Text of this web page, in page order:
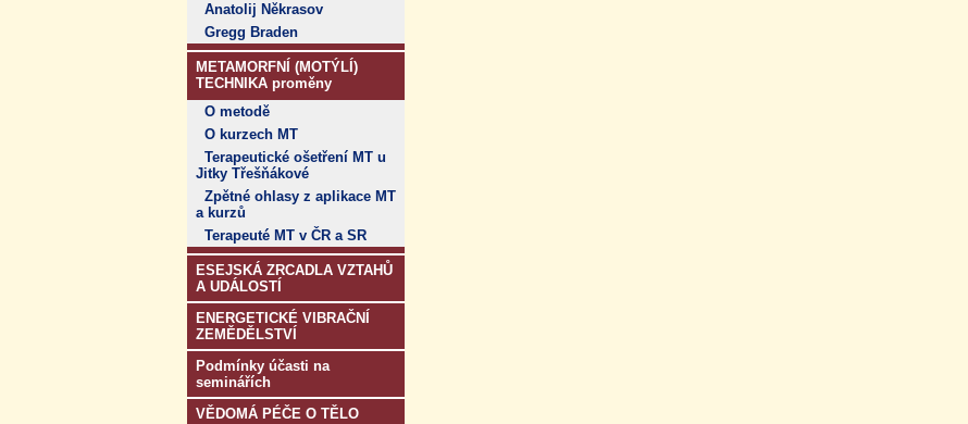
Anatolij Někrasov
Gregg Braden
METAMORFNÍ (MOTÝLÍ)
TECHNIKA proměny
O metodě
O kurzech MT
Terapeutické ošetření MT u
Jitky Třešňákové
Zpětné ohlasy z aplikace MT
a kurzů
Terapeuté MT v ČR a SR
ESEJSKÁ ZRCADLA VZTAHŮ
A UDÁLOSTÍ
ENERGETICKÉ VIBRAČNÍ
ZEMĚDĚLSTVÍ
Podmínky účasti na
seminářích
VĚDOMÁ PÉČE O TĚLO